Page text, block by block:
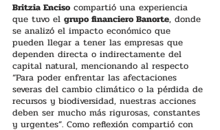
Britzia Enciso compartió una experiencia
que tuvo el grupo financiero Banorte, donde
se analizó el impacto económico que
pueden llegar a tener las empresas que
dependen directa o indirectamente del
capital natural, mencionando al respecto
“Para poder enfrentar las afectaciones
severas del cambio climático o la pérdida de
recursos y biodiversidad, nuestras acciones
deben ser mucho más rigurosas, constantes
y urgentes”. Como reflexión compartió con